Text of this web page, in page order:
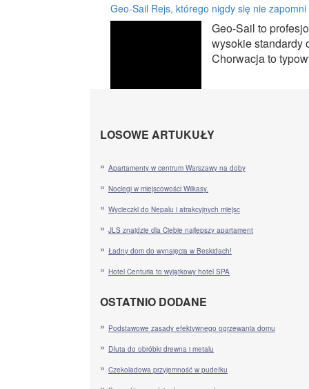
Geo-Sail Rejs, którego nigdy się nie zapomni
Geo-Sail to
wysokie standardy
Chorwacja to
LOSOWE ARTUKUŁY
Apartamenty w centrum Warszawy na doby
Noclegi w miejscowości Wilkasy.
Wycieczki do Nepalu i atrakcyjnych miejsc
JLS znajdzie dla Ciebie najlepszy apartament
Ładny dom do wynajęcia w Beskidach!
Hotel Centuria to wyjątkowy hotel SPA
OSTATNIO DODANE
Podstawowe zasady efektywnego ogrzewania domu
Dłuta do obróbki drewna i metalu
Czekoladowa przyjemność w pudełku